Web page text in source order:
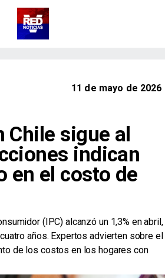
11 de mayo de 2026
Chile sigue al
indican
en el costo de
(IPC) alcanzó un 1,3% en abril,
años. Expertos advierten sobre el
de los costos en los hogares con